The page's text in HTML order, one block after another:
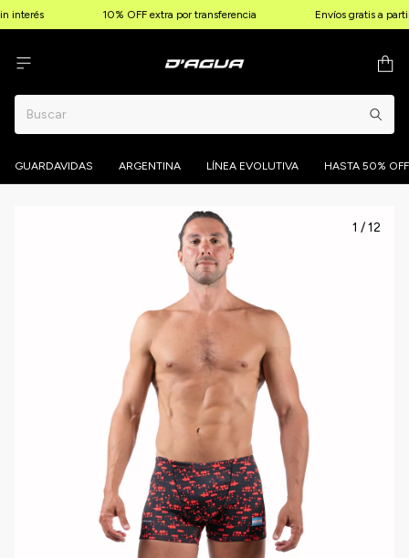
interés 10% OFF extra por transferencia Envíos gratis a
GUARDAVIDAS ARGENTINA LÍNEA EVOLUTIVA HASTA 50% OFF
1 /12